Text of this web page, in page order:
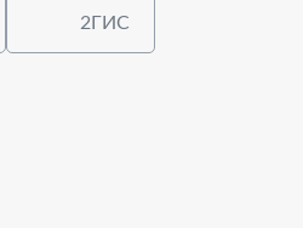
2ГИС